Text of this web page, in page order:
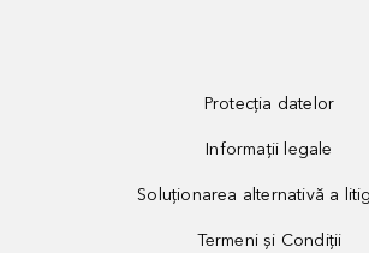
Protecția datelor
Informații legale
Soluționarea alternativă a
Termeni și Condiții